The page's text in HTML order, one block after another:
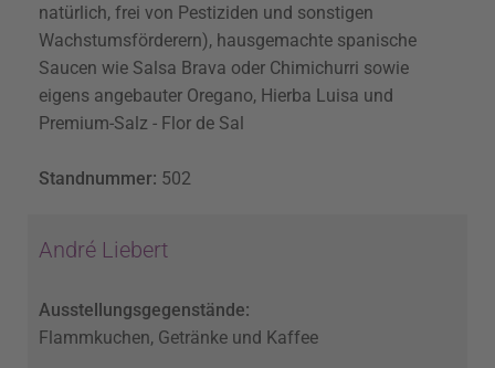
natürlich, frei von Pestiziden und sonstigen
Wachstumsförderern), hausgemachte spanische
Saucen wie Salsa Brava oder Chimichurri sowie
eigens angebauter Oregano, Hierba Luisa und
Premium-Salz - Flor de Sal
Standnummer: 502
André Liebert
Ausstellungsgegenstände:
Flammkuchen, Getränke und Kaffee